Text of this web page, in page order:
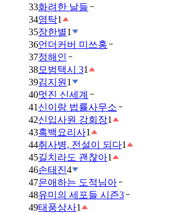
33화려한 날들
34영탁1
35장한별1
36언더커버 미쓰홍
37정해인
38모범택시 31
39김지원 1
40멋진 신세계
41 신이랑 법률사무소
42신입사원 강회장1
43흑백요리사1
44취사병, 전설이 되다1
45길치라도 괜찮아1
46손태진4
47은애하는 도적님아
48유미의 세포들 시즌3
49태풍상사1